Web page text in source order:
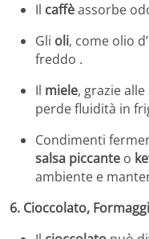
Il caffèassorbe
Gli oli, come olio
freddo .
Il miele, grazie
perde fluidità in
Condimenti
salsa piccante o
ambiente e
6. Cioccolato,